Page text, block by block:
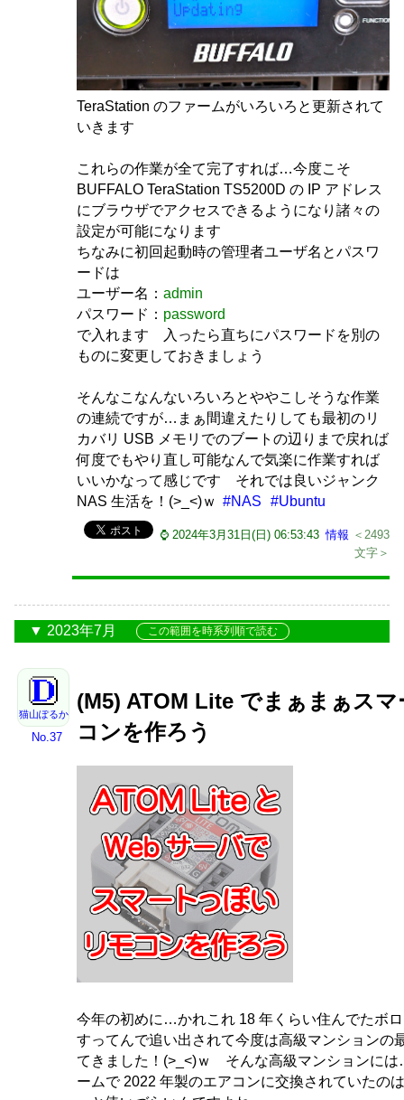
TeraStation のファームがいろいろと更新されて
いきます
これらの作業が全て完了すれば…今度こそ
BUFFALO TeraStation TS5200D の IP アドレス
にブラウザでアクセスできるようになり諸々の
設定が可能になります
ちなみに初回起動時の管理者ユーザ名とパスワ
ードは
ユーザー名： admin
パスワード： password
で入れます 入ったら直ちにパスワードを別の
ものに変更しておきましょう
そんなこなんないろいろとややこしそうな作業
の連続ですが…まぁ間違えたりしても最初のリ
カバリ USB メモリでのブートの辺りまで戻れば
何度でもやり直し可能なんで気楽に作業すれば
いいかなって感じです それでは良いジャンク
NAS 生活を！(>_<)ｗ #NAS #Ubuntu
⌚ 2024年3月31日(日) 06:53:43 情報 ＜2493
文字＞
2023年7月 この範囲を時系列順で読む
猫山ぽるか
No.37
(M5) ATOM Lite でまぁまぁス
コンを作ろう
今年の初めに…かれこれ 18 年くらい住んでたボ
すってんで追い出されて今度は高級マンションの
てきました！(>_<)ｗ そんな高級マンションに
ームで 2022 年製のエアコンに交換されていたの